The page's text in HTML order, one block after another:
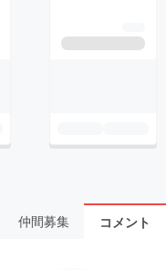
仲間募集 コメント